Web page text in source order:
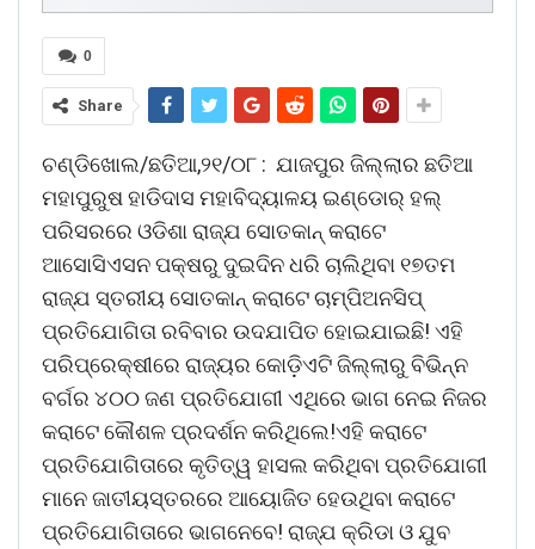
0
Share
ଚଣ୍ଡିଖୋଲ/ଛତିଆ,୨୧/୦୮ : ଯାଜପୁର ଜିଲ୍ଲାର ଛତିଆ
ମହାପୁରୁଷ ହାଡିଦାସ ମହାବିଦ୍ୟାଳୟ ଇଣ୍ଡୋର୍ ହଲ୍
ପରିସରରେ ଓଡିଶା ରାଜ୍ଯ ସୋତକାନ୍ କରାଟେ
ଆସୋସିଏସନ ପକ୍ଷରୁ ଦୁଇଦିନ ଧରି ଚାଲିଥିବା ୧୭ତମ
ରାଜ୍ଯ ସ୍ତରୀୟ ସୋତକାନ୍ କରାଟେ ଚାମ୍ପିଅନସିପ୍
ପ୍ରତିଯୋଗିତା ରବିବାର ଉଦଯାପିତ ହୋଇଯାଇଛି! ଏହି
ପରିପ୍ରେକ୍ଷୀରେ ରାଜ୍ୟର କୋଡ଼ିଏଟି ଜିଲ୍ଲାରୁ ବିଭିନ୍ନ
ବର୍ଗର ୪୦୦ ଜଣ ପ୍ରତିଯୋଗୀ ଏଥିରେ ଭାଗ ନେଇ ନିଜର
କରାଟେ କୌଶଳ ପ୍ରଦର୍ଶନ କରିଥିଲେ!ଏହି କରାଟେ
ପ୍ରତିଯୋଗିତାରେ କୃତିତ୍ୱ ହାସଲ କରିଥିବା ପ୍ରତିଯୋଗୀ
ମାନେ ଜାତୀୟସ୍ତରରେ ଆୟୋଜିତ ହେଉଥିବା କରାଟେ
ପ୍ରତିଯୋଗିତାରେ ଭାଗନେବେ! ରାଜ୍ଯ କ୍ରିଡା ଓ ଯୁବ